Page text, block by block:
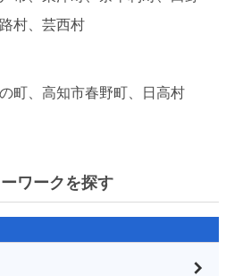
村、芸西村
町、高知市春野町、日高村
ワークを探す